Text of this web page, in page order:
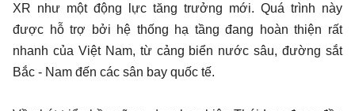
XR như một động lực tăng trưởng mới. Quá trình này
được hỗ trợ bởi hệ thống hạ tầng đang hoàn thiện rất
nhanh của Việt Nam, từ cảng biển nước sâu, đường sắt
Bắc - Nam đến các sân bay quốc tế.